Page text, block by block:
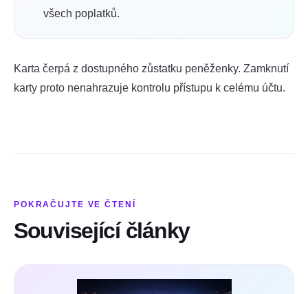
všech poplatků.
Karta čerpá z dostupného zůstatku peněženky. Zamknutí
karty proto nenahrazuje kontrolu přístupu k celému účtu.
POKRAČUJTE VE ČTENÍ
Související články